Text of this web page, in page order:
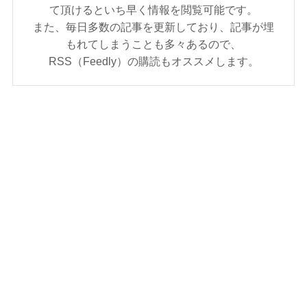
て頂けるといち早く情報を閲覧可能です。
また、毎日多数の記事を更新しており、記事が埋
もれてしまうことも多々あるので、
RSS（Feedly）の購読もオススメします。